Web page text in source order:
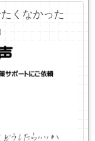
くなかった